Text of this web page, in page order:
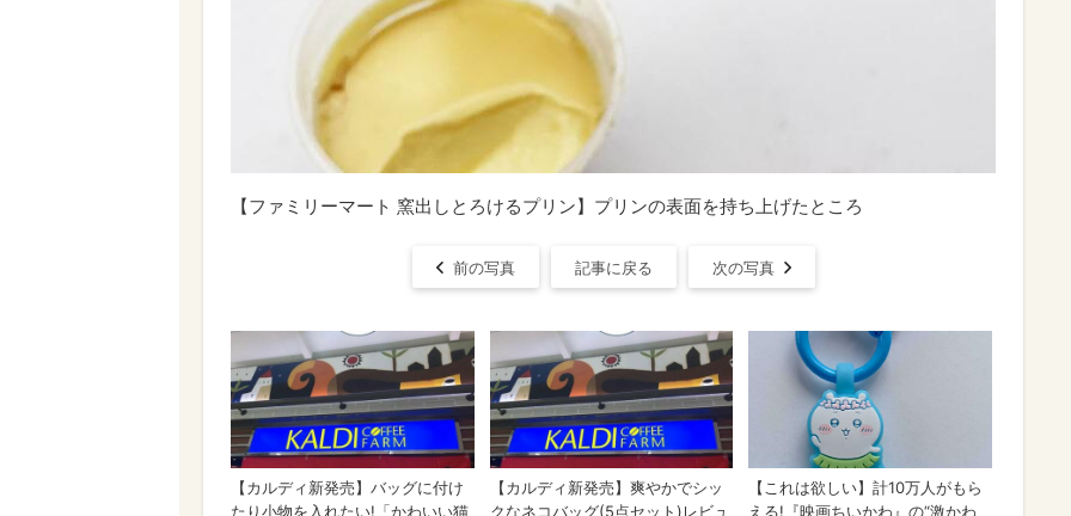
【ファミリーマート 窯出しとろけるプリン】プリンの表面を持ち上げたところ
前の写真 記事に戻る 次の写真